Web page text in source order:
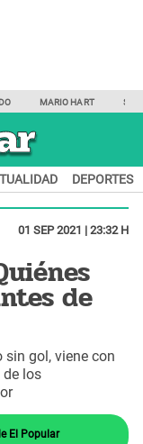
MARIO HART
DEPORTES
01 SEP 2021 | 23:32 H
de
sin gol, viene con
de los
El Popular